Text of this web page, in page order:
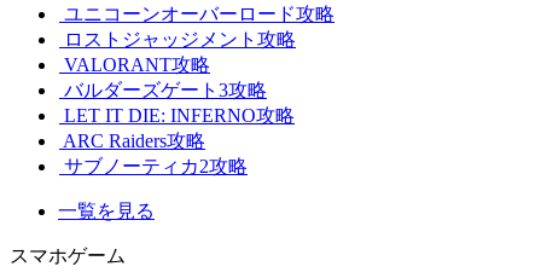
ユニコーンオーバーロード攻略
ロストジャッジメント攻略
VALORANT攻略
バルダーズゲート3攻略
LET IT DIE: INFERNO攻略
ARC Raiders攻略
サブノーティカ2攻略
一覧を見る
スマホゲーム